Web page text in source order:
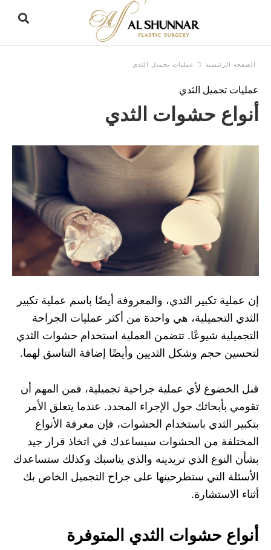
الصفحة الرئيسية عمليات تجميل الثدي
عمليات تجميل الثدي
أنواع حشوات الثدي
إن عملية تكبير الثدي، والمعروفة أيضًا باسم عملية تكبير
الثدي التجميلية، هي واحدة من أكثر عمليات الجراحة
التجميلية شيوعًا. تتضمن العملية استخدام حشوات الثدي
لتحسين حجم وشكل الثديين وأيضًا إضافة التناسق لهما.
قبل الخضوع لأي عملية جراحية تجميلية، فمن المهم أن
تقومي بأبحاثك حول الإجراء المحدد. عندما يتعلق الأمر
بتكبير الثدي باستخدام الحشوات، فإن معرفة الأنواع
المختلفة من الحشوات سيساعدك في اتخاذ قرار جيد
بشأن النوع الذي تريدينه والذي يناسبك وكذلك ستساعدك
الأسئلة التي ستطرحينها على جراح التجميل الخاص بك
أثناء الاستشارة.
أنواع حشوات الثدي المتوفرة